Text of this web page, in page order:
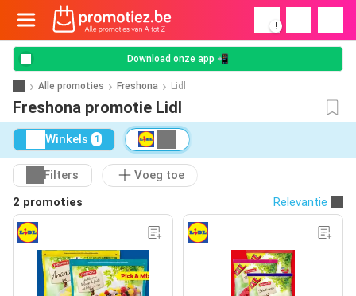
!
Download onze app 📲
Alle promoties Freshona Lidl
Freshona promotie Lidl
Winkels 1
Filters
Voeg toe
2 promoties
Relevantie